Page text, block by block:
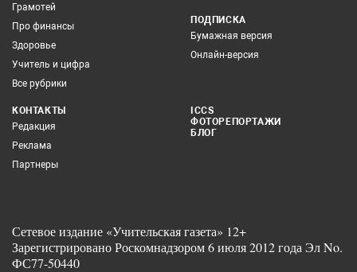
Грамотей
Про финансы
Здоровье
Учитель и цифра
Все рубрики
ПОДПИСКА
Бумажная версия
Онлайн-версия
КОНТАКТЫ
Редакция
Реклама
Партнеры
ICCS
ФОТОРЕПОРТАЖИ
БЛОГ
Сетевое издание «Учительская газета» 12+
Зарегистрировано Роскомнадзором 6 июля 2012 года Эл No.
ФС77-50440